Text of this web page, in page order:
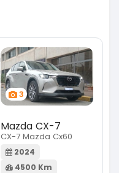
3
Mazda CX-7
CX-7 Mazda Cx60
2024
4500 Km